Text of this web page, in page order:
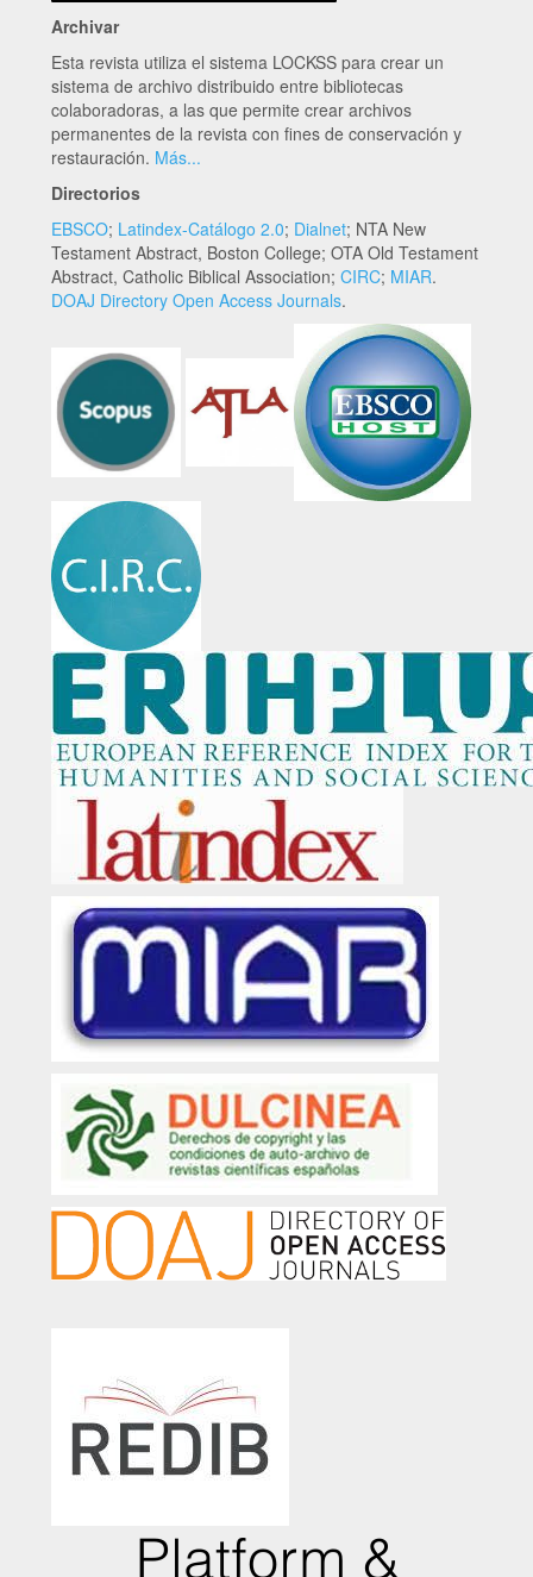
Archivar
Esta revista utiliza el sistema LOCKSS para crear un
sistema de archivo distribuido entre bibliotecas
colaboradoras, a las que permite crear archivos
permanentes de la revista con fines de conservación y
restauración. Más...
Directorios
EBSCO; Latindex-Catálogo 2.0; Dialnet; NTA New
Testament Abstract, Boston College; OTA Old Testament
Abstract, Catholic Biblical Association; CIRC; MIAR.
DOAJ Directory Open Access Journals.